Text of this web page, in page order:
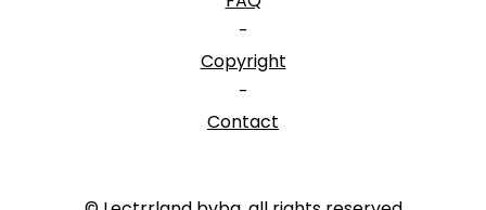
-
Copyright
-
Contact